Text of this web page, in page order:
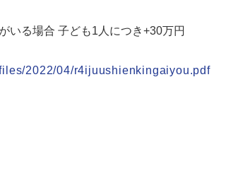
いる場合 子ども1人につき+30万円
2022/04/r4ijuushienkingaiyou.pdf